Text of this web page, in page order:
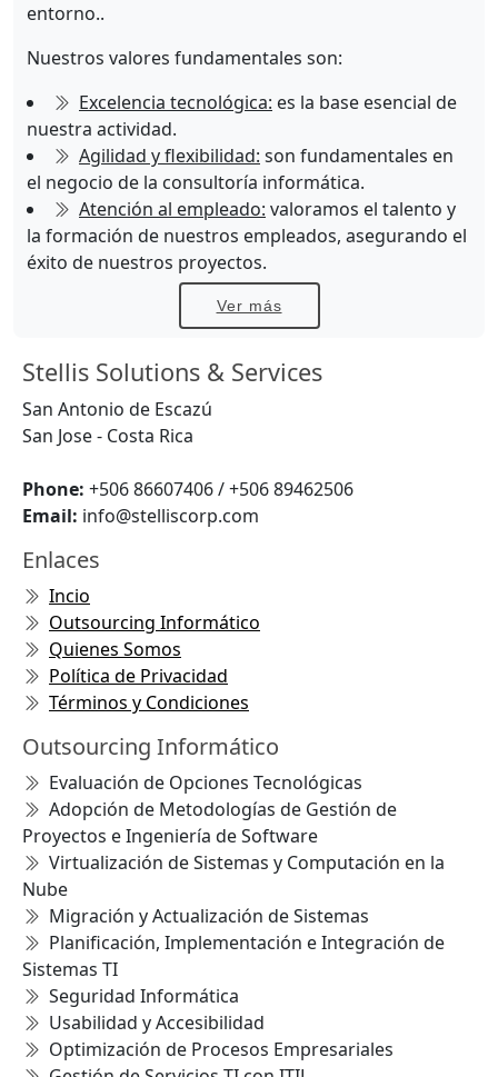
entorno..
Nuestros valores fundamentales son:
Excelencia tecnológica: es la base esencial de
nuestra actividad.
Agilidad y flexibilidad: son fundamentales en
el negocio de la consultoría informática.
Atención al empleado: valoramos el talento y
la formación de nuestros empleados, asegurando el
éxito de nuestros proyectos.
Ver más
Stellis Solutions & Services
San Antonio de Escazú
San Jose - Costa Rica
Phone: +506 86607406 / +506 89462506
Email: info@stelliscorp.com
Enlaces
Incio
Outsourcing Informático
Quienes Somos
Política de Privacidad
Términos y Condiciones
Outsourcing Informático
Evaluación de Opciones Tecnológicas
Adopción de Metodologías de Gestión de
Proyectos e Ingeniería de Software
Virtualización de Sistemas y Computación en la
Nube
Migración y Actualización de Sistemas
Planificación, Implementación e Integración de
Sistemas TI
Seguridad Informática
Usabilidad y Accesibilidad
Optimización de Procesos Empresariales